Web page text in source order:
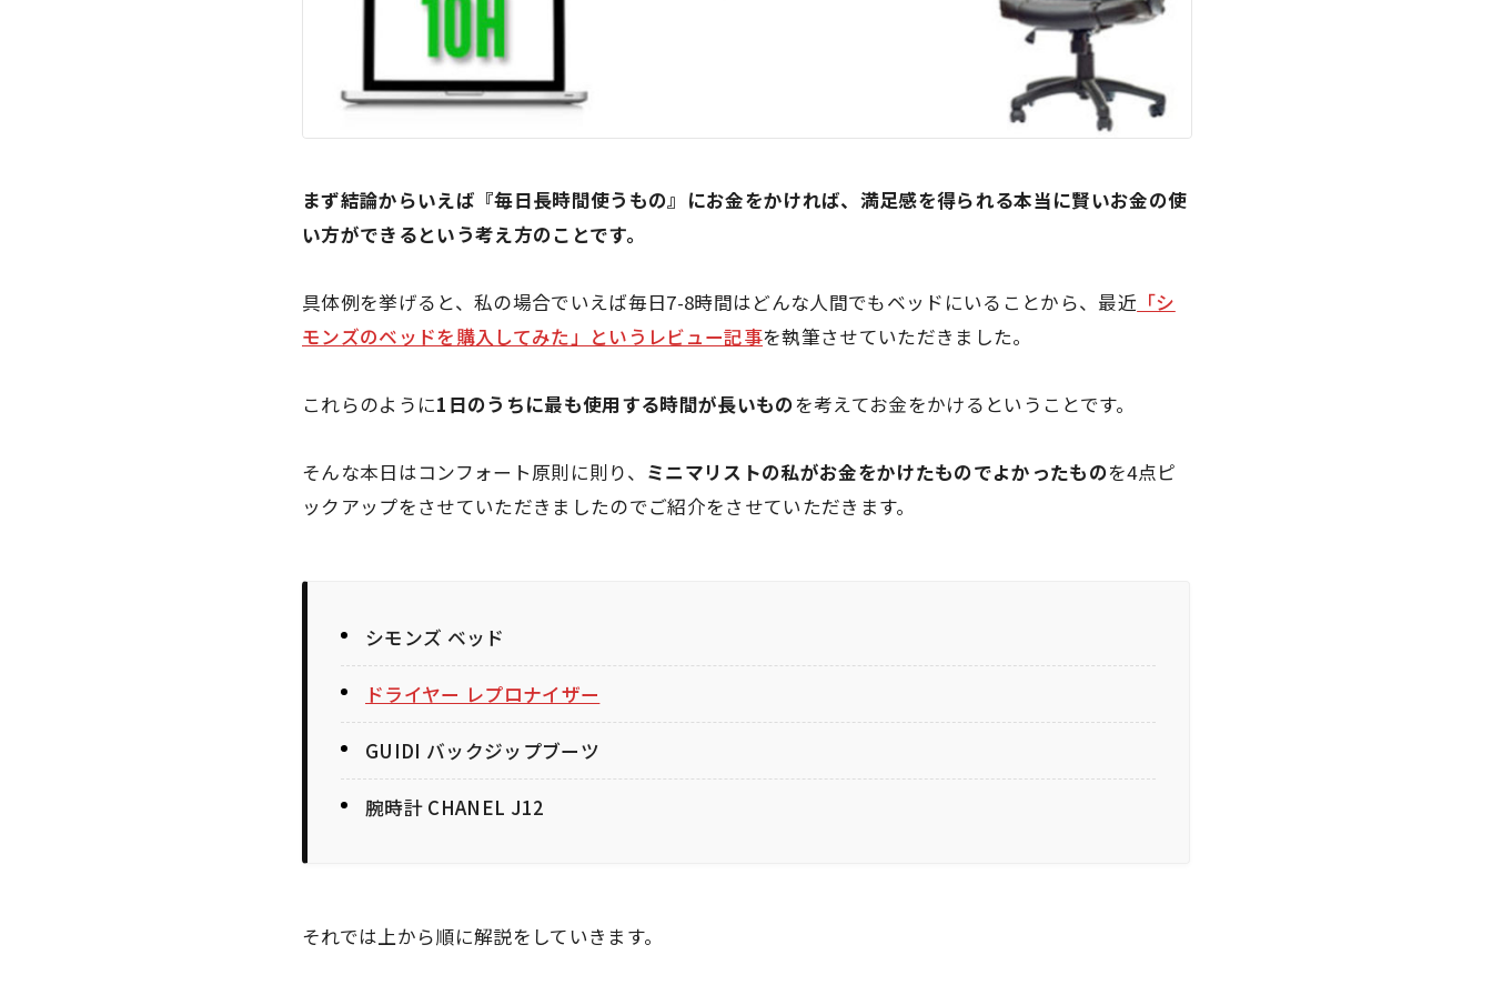
まず結論からいえば『毎日長時間使うもの』にお金をかければ、満足感を得られる本当に賢いお金の使
い方ができるという考え方のことです。
具体例を挙げると、私の場合でいえば毎日7-8時間はどんな人間でもベッドにいることから、最近 「シ
モンズのベッドを購入してみた」というレビュー記事を執筆させていただきました。
これらのように1日のうちに最も使用する時間が長いものを考えてお金をかけるということです。
そんな本日はコンフォート原則に則り、 ミニマリストの私がお金をかけたものでよかったものを4点ピ
ックアップをさせていただきましたのでご紹介をさせていただきます。
シモンズ ベッド
ドライヤー レプロナイザー
GUIDI バックジップブーツ
腕時計 CHANEL J12
それでは上から順に解説をしていきます。